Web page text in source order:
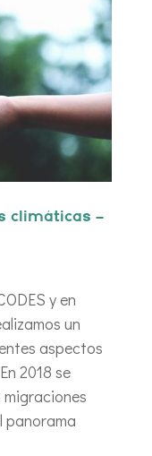
climáticas –
y en
un
aspectos
2018 se
panorama